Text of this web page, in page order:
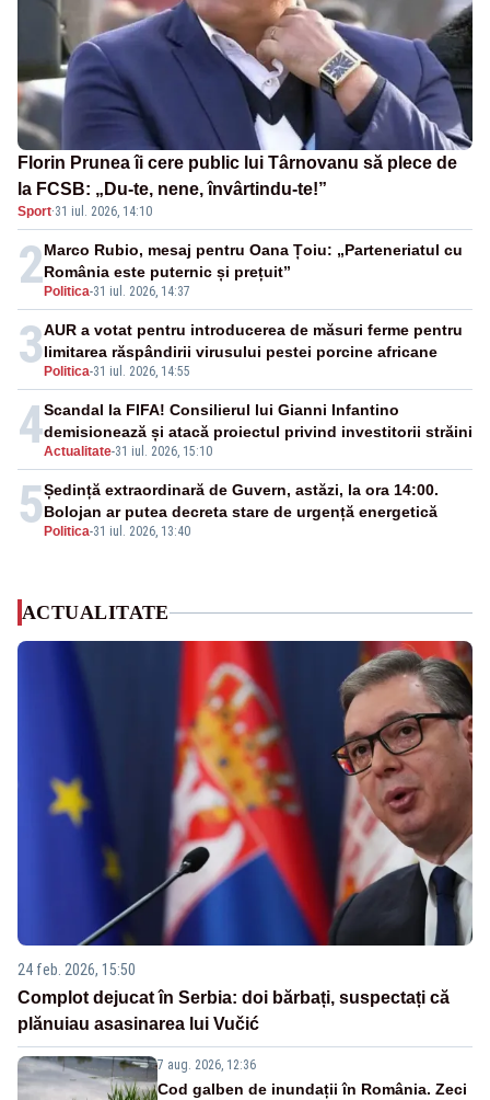
Florin Prunea îi cere public lui Târnovanu să plece de
la FCSB: „Du-te, nene, învârtindu-te!”
Sport·31 iul. 2026, 14:10
2 Politica-31 iul. 2026, 14:37
Marco Rubio, mesaj pentru Oana Țoiu: „Parteneriatul cu
România este puternic și prețuit”
3 Politica-31 iul. 2026, 14:55
AUR a votat pentru introducerea de măsuri ferme pentru
limitarea răspândirii virusului pestei porcine africane
4Actualitate-31 iul. 2026, 15:10
Scandal la FIFA! Consilierul lui Gianni Infantino
demisionează și atacă proiectul privind investitorii străini
5 Politica-31 iul. 2026, 13:40
Ședință extraordinară de Guvern, astăzi, la ora 14:00.
Bolojan ar putea decreta stare de urgență energetică
ACTUALITATE
24 feb. 2026, 15:50
Complot dejucat în Serbia: doi bărbați, suspectați că
plănuiau asasinarea lui Vučić
7 aug. 2026, 12:36
Cod galben de inundații în România. Zeci